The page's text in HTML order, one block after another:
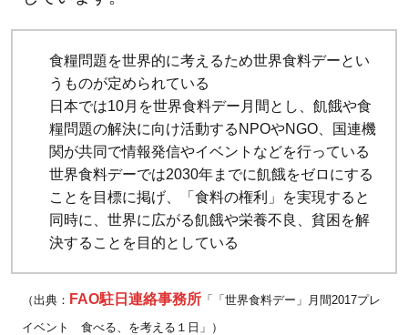
食糧問題を世界的に考えるため世界食料デーとい
うものが定められている
日本では10月を世界食料デー月間とし、飢餓や食
糧問題の解決に向け活動するNPOやNGO、国連機
関が共同で情報発信やイベントなどを行っている
世界食料デーでは2030年までに飢餓をゼロにする
ことを目標に掲げ、「食料の権利」を実現すると
同時に、世界に広がる飢餓や栄養不良、貧困を解
決することを目的としている
（出典： FAO駐日連絡事務所 「「世界食料デー」月間2017プレ
イベント 食べる、を考える１日」）